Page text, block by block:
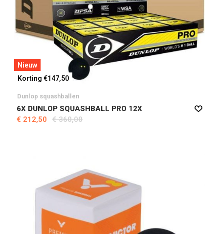
Nieuw
Korting €147,50
Dunlop squashballen
6X DUNLOP SQUASHBALL PRO 12X
€ 212,50
€ 360,00